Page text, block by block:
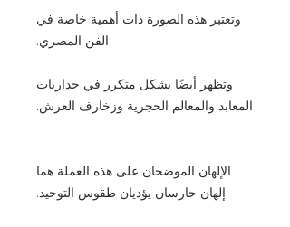
وتعتبر هذه الصورة ذات أهمية خاصة في
الفن المصري.
وتظهر أيضًا بشكل متكرر في جداريات
المعابد والمعالم الحجرية وزخارف العرش.
الإلهان الموضحان على هذه العملة هما
إلهان حارسان يؤديان طقوس التوحيد.